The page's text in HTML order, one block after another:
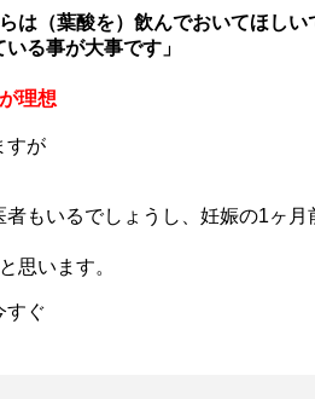
は（葉酸を）飲んでおいてほしい
る事が大事です」
理想
すが
もいるでしょうし、妊娠の1ヶ月
思います。
すぐ